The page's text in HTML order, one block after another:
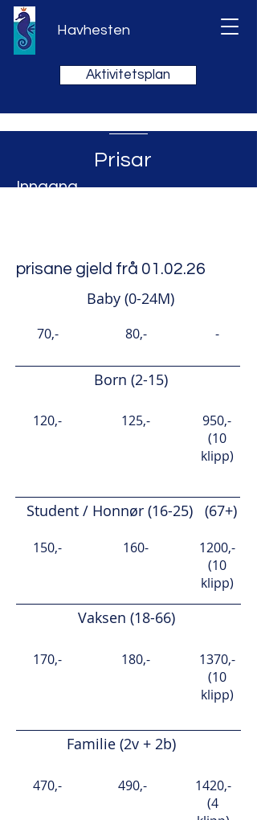
Havhesten
Aktivitetsplan
Prisar
Inngang
prisane gjeld frå 01.02.26
Baby (0-24M)
70,- 80,- -
Born (2-15)
120,- 125,-
950,-
(10
klipp)
Student / Honnør (16-25) (67+)
150,- 160-
1200,-
(10
klipp)
Vaksen (18-66)
170,- 180,-
1370,-
(10
klipp)
Familie (2v + 2b)
470,- 490,-
1420,-
(4